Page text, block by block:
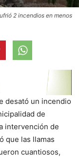
2 incendios en menos
desató un incendio
de
intervención de
que las llamas
cuantiosos,